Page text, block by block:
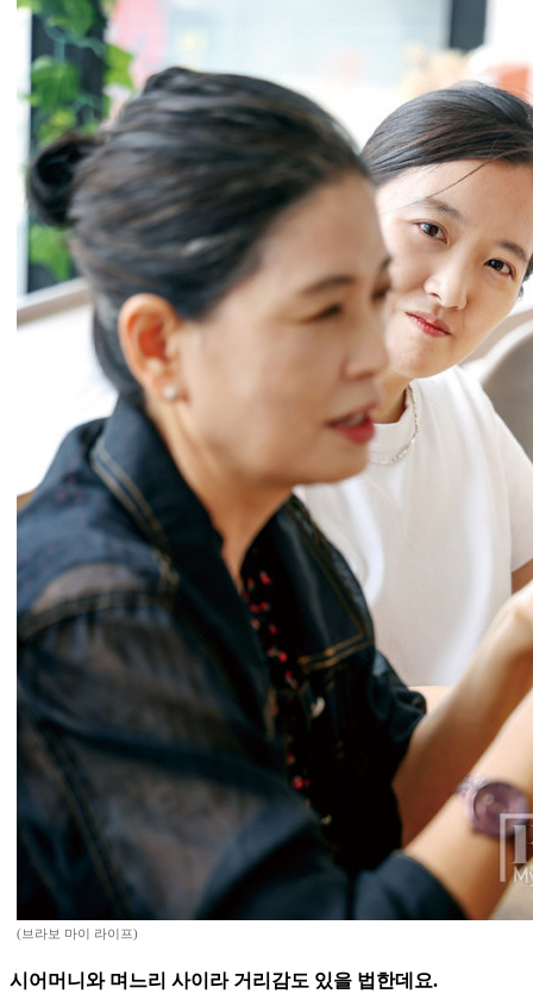
(브라보 마이 라이프)
시어머니와 며느리 사이라 거리감도 있을 법한데요.